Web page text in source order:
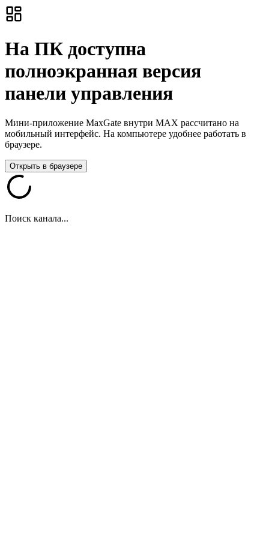
На ПК доступна
полноэкранная версия
панели управления
Мини-приложение MaxGate внутри MAX рассчитано на
мобильный интерфейс. На компьютере удобнее работать в
браузере.
Открыть в браузере
Поиск канала...